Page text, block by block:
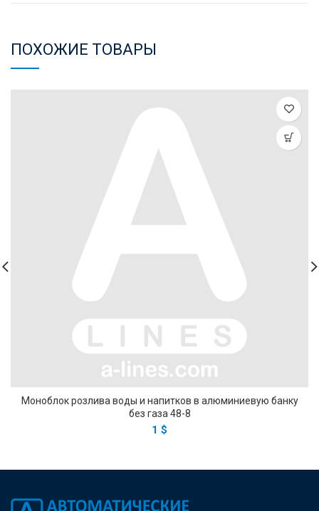
ПОХОЖИЕ ТОВАРЫ
Моноблок розлива воды и напитков в алюминиевую банку
без газа 48-8
1 $